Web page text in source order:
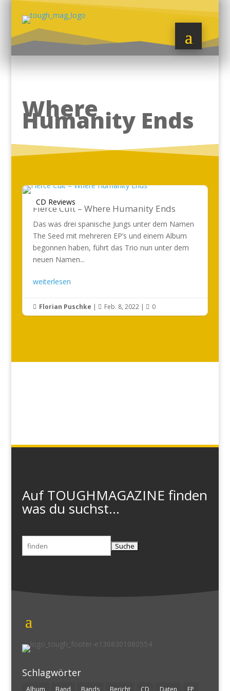
Where
Humanity Ends
CD Reviews
Fierce Cult – Where Humanity Ends
Das was drei spanische Jungs unter dem Namen
The Seed mit mehreren EP’s und einem Album
begonnen haben, führt das Trio nun unter dem
neuen Namen...
weiterlesen
 Florian Puschke |  Feb. 8, 2022|  0
Auf TOUGHMAGAZINE finden
was du suchst...
Suchen
nach:
Schlagwörter
Album Band Bands Bericht CD Daten EP